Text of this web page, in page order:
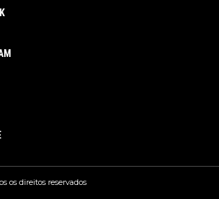
os direitos reservados